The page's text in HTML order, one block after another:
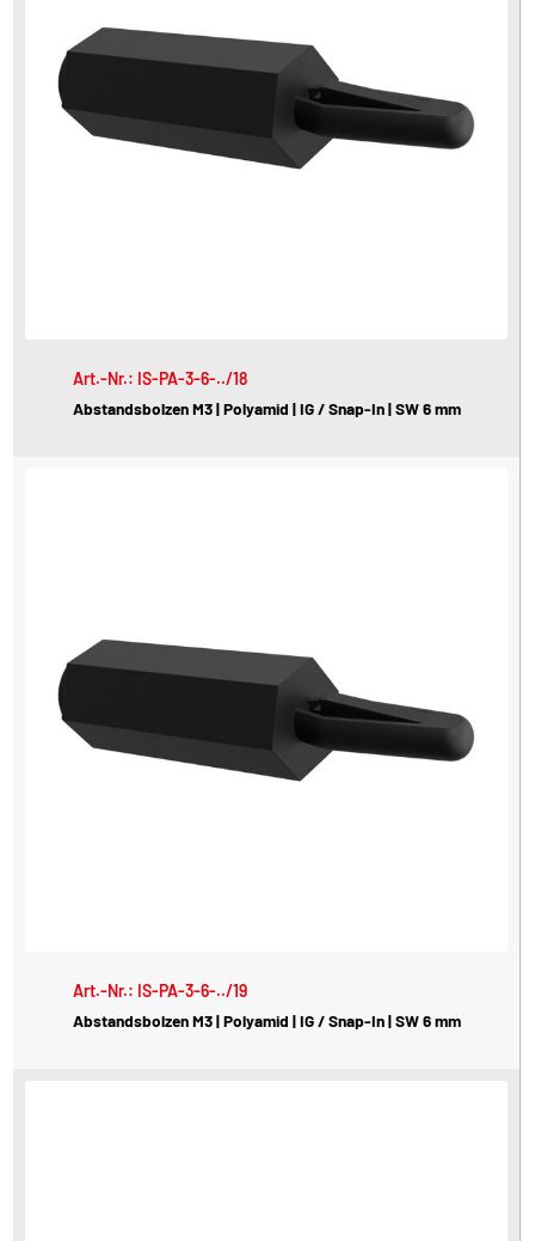
Art.-Nr.: IS-PA-3-6-../18
Abstandsbolzen M3 | Polyamid | IG / Snap-In | SW 6 mm
Art.-Nr.: IS-PA-3-6-../19
Abstandsbolzen M3 | Polyamid | IG / Snap-In | SW 6 mm